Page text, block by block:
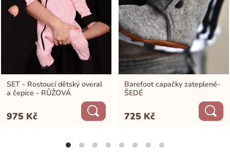
SET - Rostoucí dětský overal
a čepice - RŮŽOVÁ
975 Kč
Barefoot capačky zateplené-
ŠEDÉ
725 Kč